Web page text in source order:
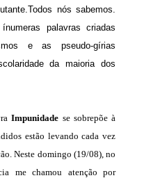
nós sabemos.
palavras criadas
e as pseudo-gírias
da maioria dos
Impunidade se sobrepõe à
estão levando cada vez
Neste domingo (19/08), no
me chamou atenção por